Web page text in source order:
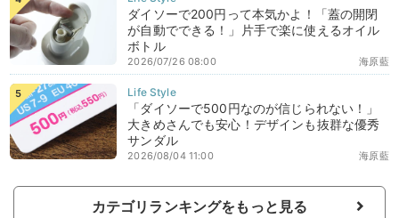
ダイソーで200円って本気かよ！「蓋の開閉
が自動でできる！」片手で楽に使えるオイル
ボトル
海原藍
2026/07/26 08:00
「ダイソーで500円なのが信じられない！」
大きめさんでも安心！デザインも抜群な優秀
サンダル
海原藍
2026/08/04 11:00
カテゴリランキングをもっと見る